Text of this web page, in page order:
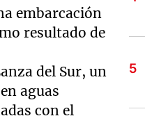
embarcación
resultado de
del Sur, un
aguas
con el